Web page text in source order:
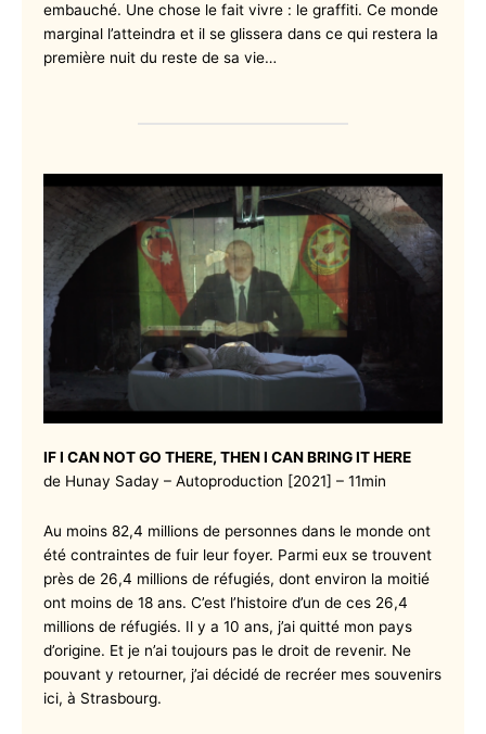
embauché. Une chose le fait vivre : le graffiti. Ce monde
marginal l’atteindra et il se glissera dans ce qui restera la
première nuit du reste de sa vie…
IF I CAN NOT GO THERE, THEN I CAN BRING IT HERE
de Hunay Saday – Autoproduction [2021] – 11min
Au moins 82,4 millions de personnes dans le monde ont
été contraintes de fuir leur foyer. Parmi eux se trouvent
près de 26,4 millions de réfugiés, dont environ la moitié
ont moins de 18 ans. C’est l’histoire d’un de ces 26,4
millions de réfugiés. Il y a 10 ans, j’ai quitté mon pays
d’origine. Et je n’ai toujours pas le droit de revenir. Ne
pouvant y retourner, j’ai décidé de recréer mes souvenirs
ici, à Strasbourg.